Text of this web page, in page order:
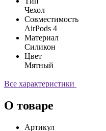
Чехол
Совместимость
AirPods 4
Материал
Силикон
Цвет
Мятный
Все характеристики
О товаре
Артикул